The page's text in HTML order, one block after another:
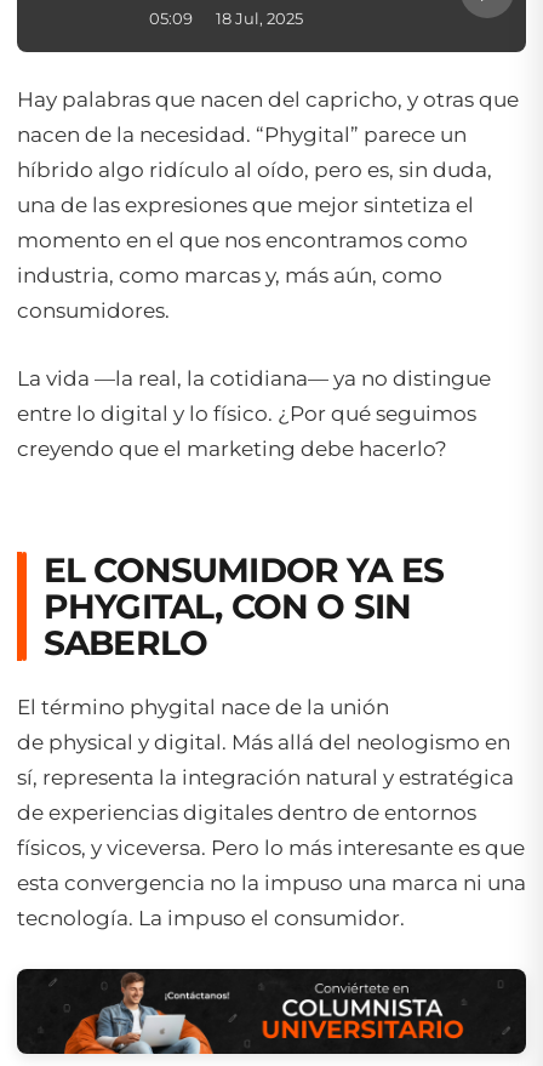
05:09 18 Jul, 2025
Hay palabras que nacen del capricho, y otras que
nacen de la necesidad. “Phygital” parece un
híbrido algo ridículo al oído, pero es, sin duda,
una de las expresiones que mejor sintetiza el
momento en el que nos encontramos como
industria, como marcas y, más aún, como
consumidores.
La vida —la real, la cotidiana— ya no distingue
entre lo digital y lo físico. ¿Por qué seguimos
creyendo que el marketing debe hacerlo?
EL CONSUMIDOR YA ES
PHYGITAL, CON O SIN
SABERLO
El término phygital nace de la unión
de physical y digital. Más allá del neologismo en
sí, representa la integración natural y estratégica
de experiencias digitales dentro de entornos
físicos, y viceversa. Pero lo más interesante es que
esta convergencia no la impuso una marca ni una
tecnología. La impuso el consumidor.